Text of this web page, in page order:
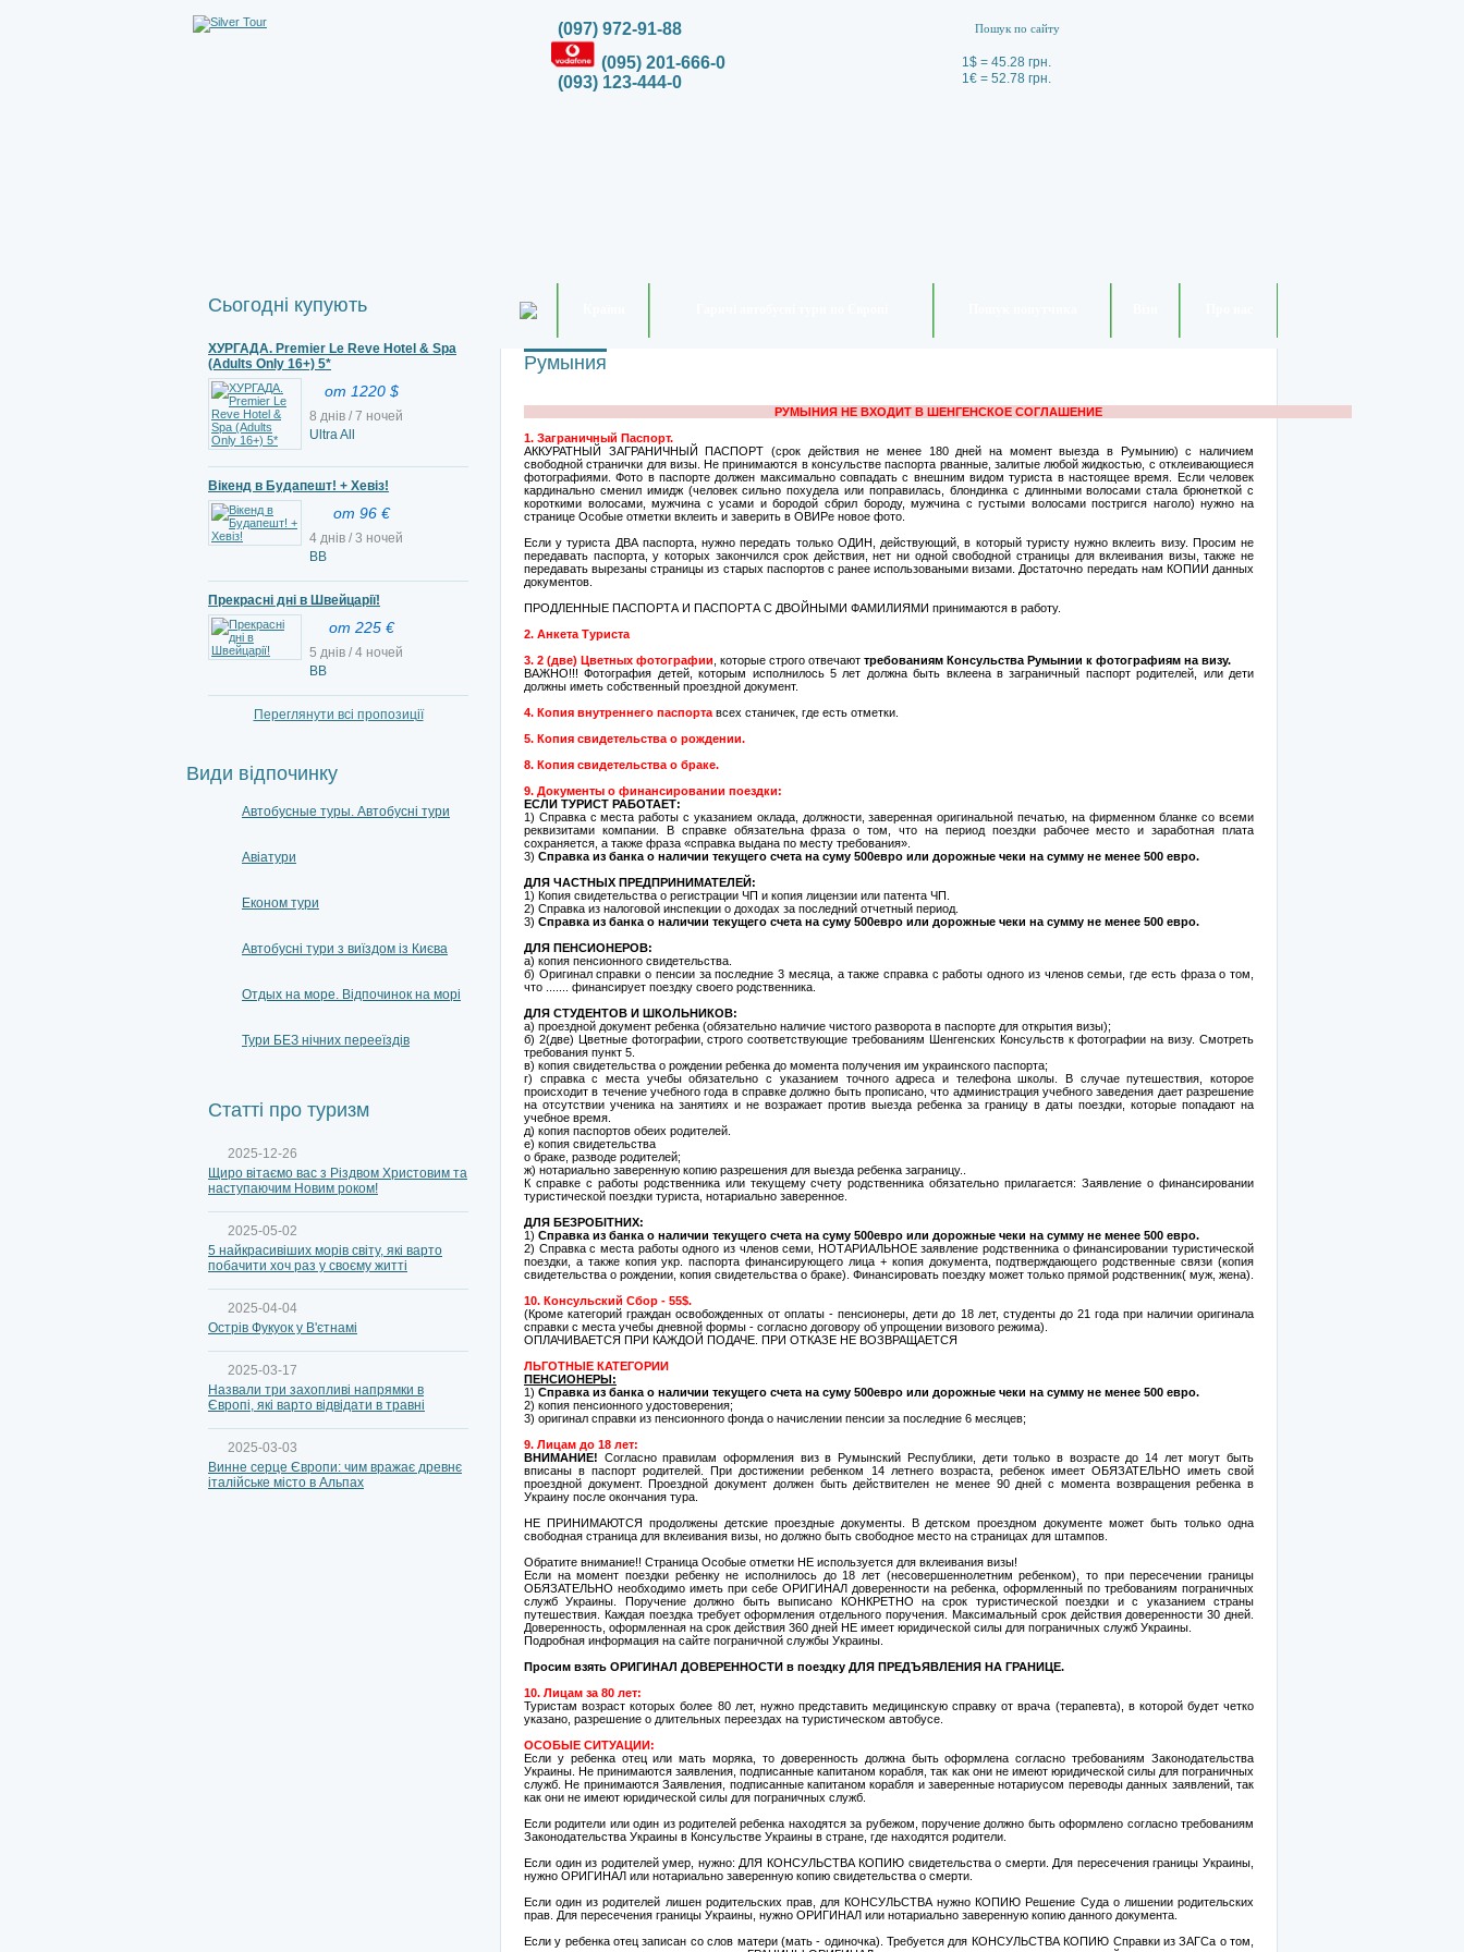
1$ = 45.28 грн.
1€ = 52.78 грн.
(097) 972-91-88
(095) 201-666-0
(093) 123-444-0
Румыния
РУМЫНИЯ НЕ ВХОДИТ В ШЕНГЕНСКОЕ СОГЛАШЕНИЕ
1. Заграничный Паспорт.
АККУРАТНЫЙ ЗАГРАНИЧНЫЙ ПАСПОРТ (срок действия не менее 180 дней на момент выезда в Румынию) с наличием
свободной странички для визы. Не принимаются в консульстве паспорта рванные, залитые любой жидкостью, с отклеивающиеся
фотографиями. Фото в паспорте должен максимально совпадать с внешним видом туриста в настоящее время. Если человек
кардинально сменил имидж (человек сильно похудела или поправилась, блондинка с длинными волосами стала брюнеткой с
короткими волосами, мужчина с усами и бородой сбрил бороду, мужчина с густыми волосами постригся наголо) нужно на
странице Особые отметки вклеить и заверить в ОВИРе новое фото.
Если у туриста ДВА паспорта, нужно передать только ОДИН, действующий, в который туристу нужно вклеить визу. Просим не
передавать паспорта, у которых закончился срок действия, нет ни одной свободной страницы для вклеивания визы, также не
передавать вырезаны страницы из старых паспортов с ранее использоваными визами. Достаточно передать нам КОПИИ данных
документов.
ПРОДЛЕННЫЕ ПАСПОРТА И ПАСПОРТА С ДВОЙНЫМИ ФАМИЛИЯМИ принимаются в работу.
2. Анкета Туриста
3. 2 (две) Цветных фотографии которые строго отвечают требованиям Консульства Румынии к фотографиям на визу.
ВАЖНО!!! Фотография детей, которым исполнилось 5 лет должна быть вклеена в заграничный паспорт родителей, или дети
должны иметь собственный проездной документ.
4. Копия внутреннего паспорта всех станичек, где есть отметки
5. Копия свидетельства о рождении.
8. Копия свидетельства о браке.
9. Документы о финансировании поездки:
ЕСЛИ ТУРИСТ РАБОТАЕТ:
1) Справка с места работы с указанием оклада, должности, заверенная оригинальной печатью, на фирменном бланке со всеми
реквизитами компании. В справке обязательна фраза о том, что на период поездки рабочее место и заработная плата
сохраняется, а также фраза «справка выдана по месту требования».
3) Справка из банка о наличии текущего счета на суму 500евро или дорожные чеки на сумму не менее 500 евро.
ДЛЯ ЧАСТНЫХ ПРЕДПРИНИМАТЕЛЕЙ:
1) Копия свидетельства о регистрации ЧП и копия лицензии или патента ЧП.
2) Справка из налоговой инспекции о доходах за последний отчетный период.
3) Справка из банка о наличии текущего счета на суму 500евро или дорожные чеки на сумму не менее 500 евро.
ДЛЯ ПЕНСИОНЕРОВ:
а) копия пенсионного свидетельства.
б) Оригинал справки о пенсии за последние 3 месяца, а также справка с работы одного из членов семьи, где есть фраза о том,
что ....... финансирует поездку своего родственника.
ДЛЯ СТУДЕНТОВ И ШКОЛЬНИКОВ:
а) проездной документ ребенка (обязательно наличие чистого разворота в паспорте для открытия визы);
б) 2(две) Цветные фотографии, строго соответствующие требованиям Шенгенских Консульств к фотографии на визу. Смотреть
требования пункт 5.
в) копия свидетельства о рождении ребенка до момента получения им украинского паспорта;
г) справка с места учебы обязательно с указанием точного адреса и телефона школы. В случае путешествия, которое
происходит в течение учебного года в справке должно быть прописано, что администрация учебного заведения дает разрешение
на отсутствии ученика на занятиях и не возражает против выезда ребенка за границу в даты поездки, которые попадают на
учебное время.
д) копия паспортов обеих родителей.
е) копия свидетельства
о браке, разводе родителей;
ж) нотариально заверенную копию разрешения для выезда ребенка заграницу..
К справке с работы родственника или текущему счету родственника обязательно прилагается: Заявление о финансировании
туристической поездки туриста, нотариально заверенное.
ДЛЯ БЕЗРОБІТНИХ:
1) Справка из банка о наличии текущего счета на суму 500евро или дорожные чеки на сумму не менее 500 евро.
2) Справка с места работы одного из членов семи, НОТАРИАЛЬНОЕ заявление родственника о финансировании туристической
поездки, а также копия укр. паспорта финансирующего лица + копия документа, подтверждающего родственные связи (копия
свидетельства о рождении, копия свидетельства о браке). Финансировать поездку может только прямой родственник( муж, жена).
10. Консульский Сбор - 55$.
(Кроме категорий граждан освобожденных от оплаты - пенсионеры, дети до 18 лет, студенты до 21 года при наличии оригинала
справки с места учебы дневной формы - согласно договору об упрощении визового режима).
ОПЛАЧИВАЕТСЯ ПРИ КАЖДОЙ ПОДАЧЕ. ПРИ ОТКАЗЕ НЕ ВОЗВРАЩАЕТСЯ
ЛЬГОТНЫЕ КАТЕГОРИИ
ПЕНСИОНЕРЫ:
1) Справка из банка о наличии текущего счета на суму 500евро или дорожные чеки на сумму не менее 500 евро.
2) копия пенсионного удостоверения;
3) оригинал справки из пенсионного фонда о начислении пенсии за последние 6 месяцев;
9. Лицам до 18 лет:
ВНИМАНИЕ! Согласно правилам оформления виз в Румынский Республики, дети только в возрасте до 14 лет могут быть
вписаны в паспорт родителей. При достижении ребенком 14 летнего возраста, ребенок имеет ОБЯЗАТЕЛЬНО иметь свой
проездной документ. Проездной документ должен быть действителен не менее 90 дней с момента возвращения ребенка в
Украину после окончания тура.
НЕ ПРИНИМАЮТСЯ продолжены детские проездные документы. В детском проездном документе может быть только одна
свободная страница для вклеивания визы, но должно быть свободное место на страницах для штампов.
Обратите внимание!! Страница Особые отметки НЕ используется для вклеивания визы!
Если на момент поездки ребенку не исполнилось до 18 лет (несовершеннолетним ребенком), то при пересечении границы
ОБЯЗАТЕЛЬНО необходимо иметь при себе ОРИГИНАЛ доверенности на ребенка, оформленный по требованиям пограничных
служб Украины. Поручение должно быть выписано КОНКРЕТНО на срок туристической поездки и с указанием страны
путешествия. Каждая поездка требует оформления отдельного поручения. Максимальный срок действия доверенности 30 дней.
Доверенность, оформленная на срок действия 360 дней НЕ имеет юридической силы для пограничных служб Украины.
Подробная информация на сайте пограничной службы Украины.
Просим взять ОРИГИНАЛ ДОВЕРЕННОСТИ в поездку ДЛЯ ПРЕДЪЯВЛЕНИЯ НА ГРАНИЦЕ.
10. Лицам за 80 лет:
Туристам возраст которых более 80 лет, нужно представить медицинскую справку от врача (терапевта), в которой будет четко
указано, разрешение о длительных переездах на туристическом автобусе.
ОСОБЫЕ СИТУАЦИИ:
Если у ребенка отец или мать моряка, то доверенность должна быть оформлена согласно требованиям Законодательства
Украины. Не принимаются заявления, подписанные капитаном корабля, так как они не имеют юридической силы для пограничных
служб. Не принимаются Заявления, подписанные капитаном корабля и заверенные нотариусом переводы данных заявлений, так
как они не имеют юридической силы для пограничных служб.
Если родители или один из родителей ребенка находятся за рубежом, поручение должно быть оформлено согласно требованиям
Законодательства Украины в Консульстве Украины в стране, где находятся родители.
Если один из родителей умер, нужно: ДЛЯ КОНСУЛЬСТВА КОПИЮ свидетельства о смерти. Для пересечения границы Украины,
нужно ОРИГИНАЛ или нотариально заверенную копию свидетельства о смерти.
Если один из родителей лишен родительских прав, для КОНСУЛЬСТВА нужно КОПИЮ Решение Суда о лишении родительских
прав. Для пересечения границы Украины, нужно ОРИГИНАЛ или нотариально заверенную копию данного документа.
Если у ребенка отец записан со слов матери (мать - одиночка). Требуется для КОНСУЛЬСТВА КОПИЮ Справки из ЗАГСа о том,
Сьогодні купують
ХУРГАДА. Premier Le Reve Hotel & Spa
(Adults Only 16+) 5*
от 1220 $
8 днів / 7 ночей
Ultra All
Вікенд в Будапешт! + Хевіз!
от 96 €
4 днів / 3 ночей
ВВ
Прекрасні дні в Швейцарії!
от 225 €
5 днів / 4 ночей
BB
Переглянути всі пропозиції
Види відпочинку
Автобусные туры. Автобусні тури
Авіатури
Економ тури
Автобусні тури з виїздом із Києва
Отдых на море. Відпочинок на морі
Тури БЕЗ нічних перееїздів
Статті про туризм
2025-12-26
Щиро вітаємо вас з Різдвом Христовим та
наступаючим Новим роком!
2025-05-02
5 найкрасивіших морів світу, які варто
побачити хоч раз у своєму житті
2025-04-04
Острів Фукуок у В'єтнамі
2025-03-17
Назвали три захопливі напрямки в
Європі, які варто відвідати в травні
2025-03-03
Винне серце Європи: чим вражає древнє
італійське місто в Альпах